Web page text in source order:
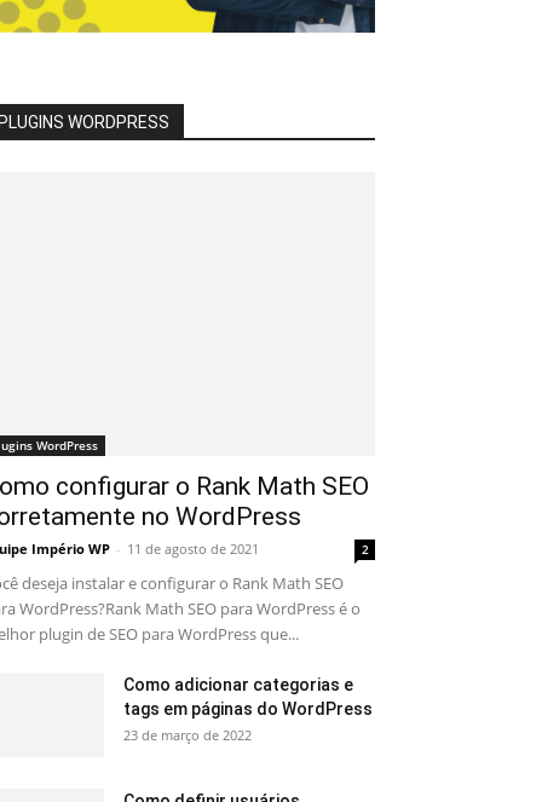
WORDPRESS
WordPress
configurar o Rank Math SEO
no WordPress
Império WP - 11 de agosto de 2021 2
deseja instalar e configurar o Rank Math SEO
WordPress?Rank Math SEO para WordPress é o
plugin de SEO para WordPress que...
Como adicionar categorias e
tags em páginas do WordPress
23 de março de 2022